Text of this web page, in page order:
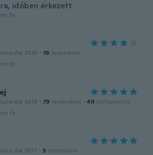
időben érkezett.
fa
dal 2016 · 19 recensioni
fa
dal 2019 · 79 recensioni · 40 caricamenti
fa
dal 2017 · 5 recensioni